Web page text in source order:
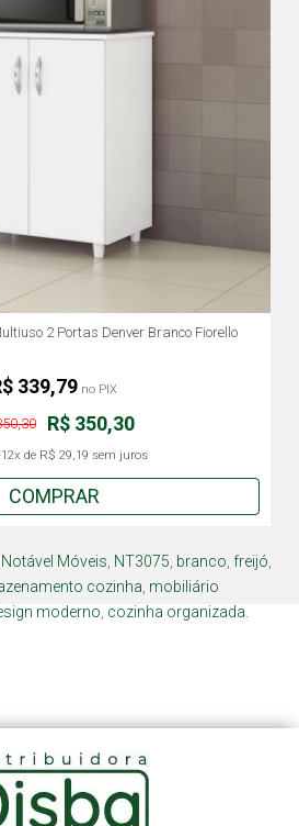
2 Portas Denver Branco Fiorello
R$ 350,30
12x de R$ 29,19 sem juros
339,79 no PIX
COMPRAR
Notável Móveis NT3075 branco freijó
cozinha mobiliário
moderno cozinha organizada.